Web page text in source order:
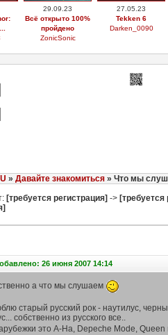
29.09.23
Всё открыто 100%
пройдено
ZonicSonic
27.05.23
Tekken 6
Darken_0090
» Давайте знакомиться» Что мы
[требуется регистрация] -> [требуется
26 июня 2007 14:14
а что мы слушаем
старый русский рок - наутилус,
собственно из русского все..
это A-Ha, Depeche Mode,